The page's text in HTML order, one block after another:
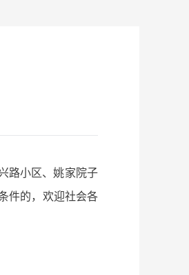
路小区、姚家院子
件的，欢迎社会各